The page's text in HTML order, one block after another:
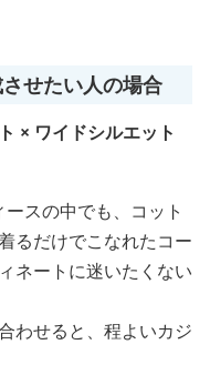
せたい人の場合
× ワイドシルエット
スの中でも、コット
るだけでこなれたコー
ネートに迷いたくない
わせると、程よいカジ